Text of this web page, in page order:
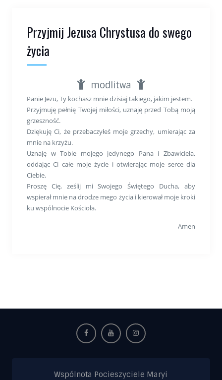
Przyjmij Jezusa Chrystusa do swego
życia
modlitwa
Panie Jezu, Ty kochasz mnie dzisiaj takiego, jakim jestem.
Przyjmuję pełnię Twojej miłości, uznaję przed Tobą moją
grzeszność.
Dziękuję Ci, że przebaczyłeś moje grzechy, umierając za
mnie na krzyżu.
Uznaję w Tobie mojego jedynego Pana i Zbawiciela,
oddając Ci całe moje życie i otwierając moje serce dla
Ciebie.
Proszę Cię, ześlij mi Swojego Świętego Ducha, aby
wspierał mnie na drodze mego życia i kierował moje kroki
ku wspólnocie Kościoła.
Amen
Wspólnota Pocieszyciele Maryi